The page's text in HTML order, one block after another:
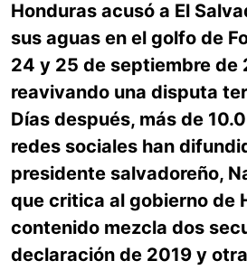
Honduras acusó a El
sus aguas en el golfo de
24 y 25 de septiembre de
reavivando una disputa
Días después, más de
redes sociales han
presidente salvadoreño,
que critica al gobierno de
contenido mezcla dos
declaración de 2019 y